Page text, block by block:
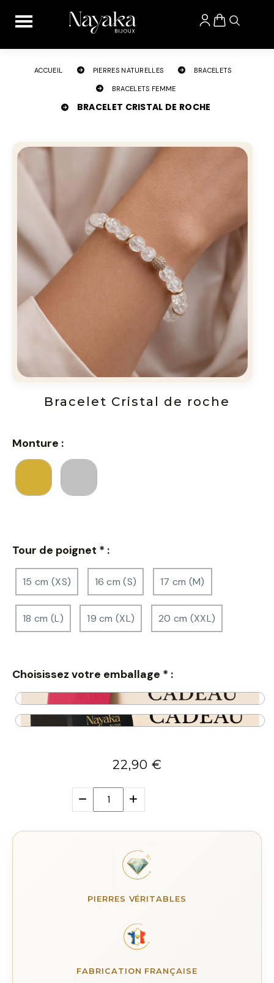
ACCUEIL PIERRES NATURELLES BRACELETS
BRACELETS FEMME
BRACELET CRISTAL DE ROCHE
Bracelet Cristal de roche
Monture :
Tour de poignet * :
15 cm (XS) 16 cm (S) 17 cm (M)
18 cm (L) 19 cm (XL) 20 cm (XXL)
Choisissez votre emballage * :
22,90 €
PIERRES VÉRITABLES
FABRICATION FRANÇAISE